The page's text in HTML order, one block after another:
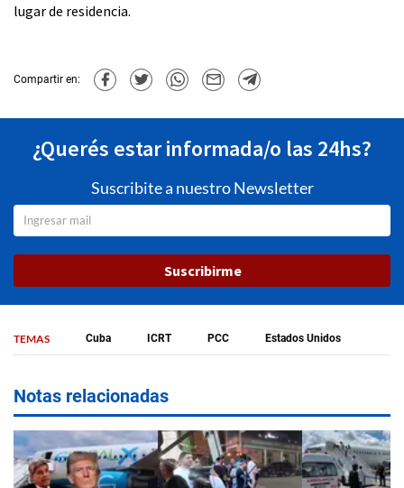
lugar de residencia.
Compartir en:
¿Querés estar informada/o las 24hs?
Suscribite a nuestro Newsletter
Suscribirme
TEMAS Cuba ICRT PCC Estados Unidos
Notas relacionadas